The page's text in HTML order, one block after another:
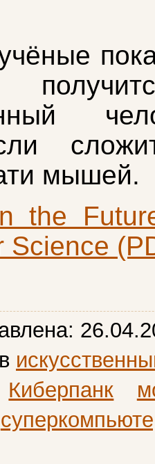
мышей.
the
Science
Киберпанк